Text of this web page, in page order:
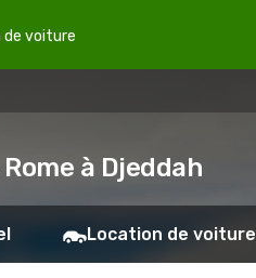
de voiture
à Djeddah
Location de voiture